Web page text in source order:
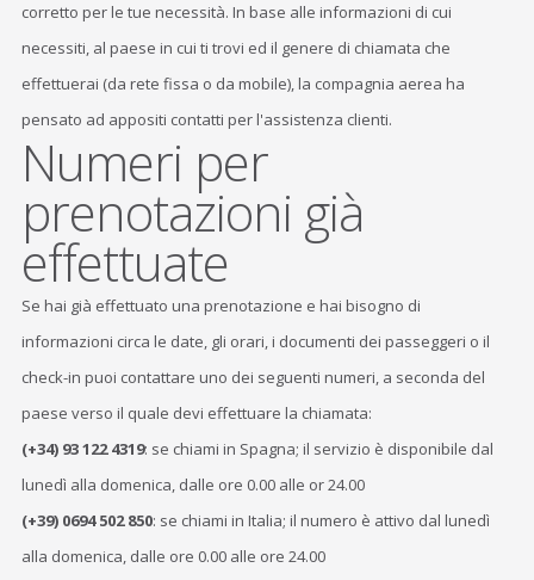
corretto per le tue necessità. In base alle informazioni di cui
necessiti, al paese in cui ti trovi ed il genere di chiamata che
effettuerai (da rete fissa o da mobile), la compagnia aerea ha
pensato ad appositi contatti per l'assistenza clienti.
Numeri per
prenotazioni già
effettuate
Se hai già effettuato una prenotazione e hai bisogno di
informazioni circa le date, gli orari, i documenti dei passeggeri o il
check-in puoi contattare uno dei seguenti numeri, a seconda del
paese verso il quale devi effettuare la chiamata:
(+34) 93 122 4319: se chiami in Spagna; il servizio è disponibile dal
lunedì alla domenica, dalle ore 0.00 alle or 24.00
(+39) 0694 502 850: se chiami in Italia; il numero è attivo dal lunedì
alla domenica, dalle ore 0.00 alle ore 24.00